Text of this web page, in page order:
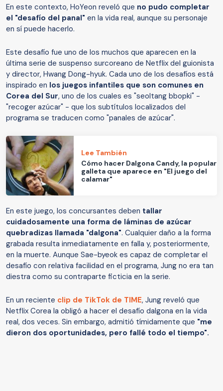
En este contexto, HoYeon reveló que no pudo completar
el "desafío del panal" en la vida real, aunque su personaje
en sí puede hacerlo.
Este desafío fue uno de los muchos que aparecen en la
última serie de suspenso surcoreano de Netflix del guionista
y director, Hwang Dong-hyuk. Cada uno de los desafíos está
inspirado en los juegos infantiles que son comunes en
Corea del Sur, uno de los cuales es "seoltang bbopki" -
"recoger azúcar" - que los subtítulos localizados del
programa se traducen como "panales de azúcar".
Lee También
Cómo hacer Dalgona Candy, la popular
galleta que aparece en "El juego del
calamar"
En este juego, los concursantes deben tallar
cuidadosamente una forma de láminas de azúcar
quebradizas llamada "dalgona". Cualquier daño a la forma
grabada resulta inmediatamente en falla y, posteriormente,
en la muerte. Aunque Sae-byeok es capaz de completar el
desafío con relativa facilidad en el programa, Jung no era tan
diestra como su contraparte ficticia en la serie.
En un reciente clip de TikTok de TIME, Jung reveló que
Netflix Corea la obligó a hacer el desafío dalgona en la vida
real, dos veces. Sin embargo, admitió tímidamente que "me
dieron dos oportunidades, pero fallé todo el tiempo".